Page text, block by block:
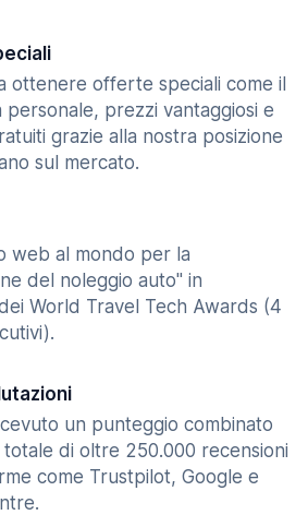
ottenere offerte speciali come il
personale, prezzi vantaggiosi e
grazie alla nostra posizione
sul mercato.
web al mondo per la
del noleggio auto" in
World Travel Tech Awards (4
un punteggio combinato
di oltre 250.000 recensioni
come Trustpilot, Google e